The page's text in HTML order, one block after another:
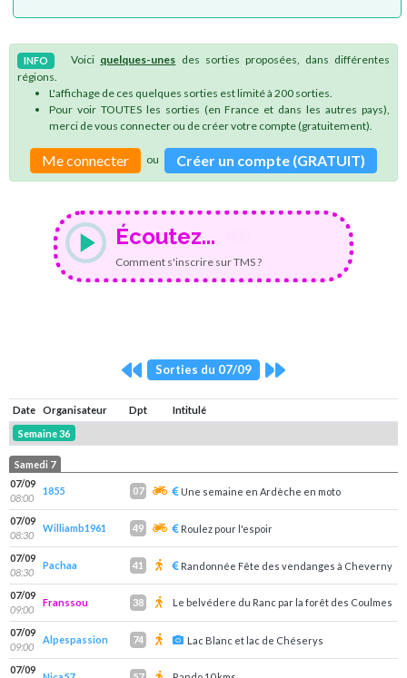
INFO Voici quelques-unes des sorties proposées, dans différentes
régions.
L'affichage de ces quelques sorties est limité à 200 sorties.
Pour voir TOUTES les sorties (en France et dans les autres pays),
merci de vous connecter ou de créer votre compte (gratuitement).
Me connecter ou Créer un compte (GRATUIT)
Écoutez...
Comment s'inscrire sur TMS ?
Sorties du 07/09
Date Organisateur Dpt
Intitulé
Semaine 36
Samedi 7
07/09
08:00
1855 07 Une semaine en Ardèche en moto
07/09
08:30
Williamb1961 49 Roulez pour l'espoir
07/09
08:30
Pachaa 41 Randonnée Fête des vendanges à Cheverny
07/09
09:00
Franssou 38 Le belvédere du Ranc par la forêt des Coulmes
07/09
09:00
Alpespassion 74 Lac Blanc et lac de Chéserys
07/09